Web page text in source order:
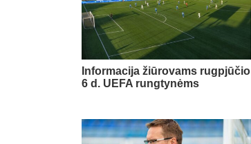
Informacija žiūrovams rugpjūčio
6 d. UEFA rungtynėms